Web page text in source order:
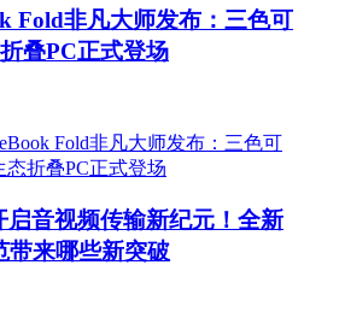
Fold非凡大师发布：三色可
叠PC正式登场
启音视频传输新纪元！全新
来哪些新突破